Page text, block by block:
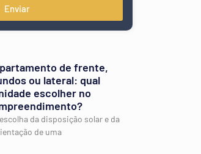
Enviar
de frente,
ou lateral: qual
escolher no
da disposição solar e da
de uma